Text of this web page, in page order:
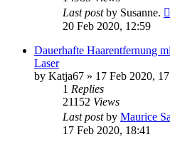
Last postby Susanne.
20 Feb 2020, 12:59
Dauerhafte Haarentfernung
Laser
by Katja67 » 17 Feb 2020,
1 Replies
21152 Views
Last postby Maurice
17 Feb 2020, 18:41